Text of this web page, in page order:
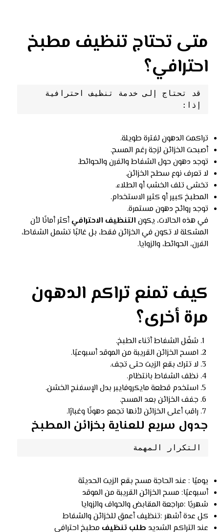
متى تحتاج تنظيف مطبخ
احترافي؟
إذا:
تراكمت الدهون لفترة طويلة.
أصبحت الخزائن لزجة رغم المسح.
توجد دهون حول الشفاط والفرن والحوائط.
لا تعرف نوع سطح الخزائن.
تخشى تلف الخشب أو الطلاء.
المطبخ كبير أو كثير الاستخدام.
توجد روائح دهون مستمرة.
في هذه الحالات، يكون التنظيف الاحترافيأكثر أمانًا لأن
المشكلة لا تكون في الخزائن فقط، بل غالبًا تشمل الشفاط،
الفرن، الحوائط، والزوايا.
كيف تمنع تراكم الدهون
مرة أخرى؟
شغّل الشفاط أثناء الطبخ.
امسح الخزائن القريبة من الموقد أسبوعيًا.
لا تترك بقع الزيت حتى تجف.
نظف الشفاط بانتظام.
استخدم قطعة مايكروفايبر بدل الإسفنج الخشن.
جفف الخزائن بعد المسح.
راقب أعلى الخزائن لأنها تجمع دهونًا وغبارًا.
جدول سريع للعناية بخزائن المطبخ
التكرار المهمة
يوميًا : عند الحاجة مسح بقع الزيت الحديثة
أسبوعيًا: مسح الخزائن القريبة من الموقد
شهريًا :مراجعة المقابض والحواف والزوايا
كل عدة أشهر :تنظيف أعمق للخزائن والشفاط
عند التراكم الشديد طلب تنظيف مطبخ احترافي